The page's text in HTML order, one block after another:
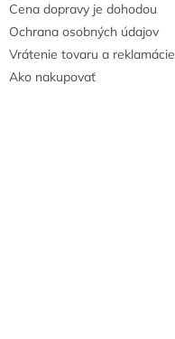
Cena dopravy je dohodou
Ochrana osobných údajov
Vrátenie tovaru a reklamácie
Ako nakupovať